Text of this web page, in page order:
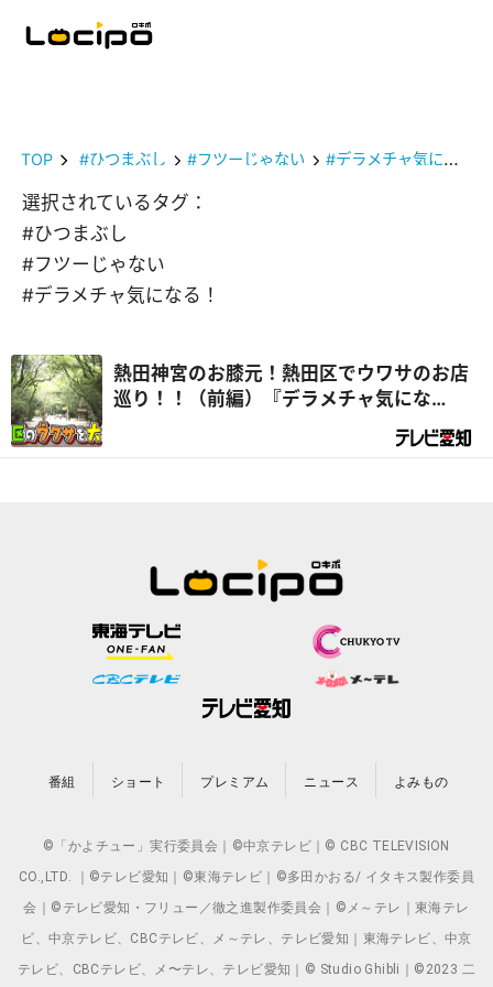
TOP #ひつまぶし #フツーじゃない #デラメチャ気になる！
選択されているタグ：
#ひつまぶし
#フツーじゃない
#デラメチャ気になる！
熱田神宮のお膝元！熱田区でウワサのお店
巡り！！（前編）『デラメチャ気にな
番組 ショート プレミアム ニュース よみもの
©「かよチュー」実行委員会｜©中京テレビ｜© CBC TELEVISION
CO.,LTD. ｜©テレビ愛知｜©東海テレビ｜©多田かおる/ イタキス製作委員
会｜©テレビ愛知・フリュー／徹之進製作委員会｜©メ～テレ｜東海テレ
ビ、中京テレビ、CBCテレビ、メ～テレ、テレビ愛知｜東海テレビ、中京
テレビ、CBCテレビ、メ〜テレ、テレビ愛知｜© Studio Ghibli｜©2023 二